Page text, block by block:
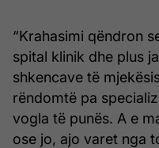
“Krahasimi qëndron
spital klinik dhe plus
shkencave të
rëndomtë pa
vogla të punës. A e
ose jo, ajo varet nga